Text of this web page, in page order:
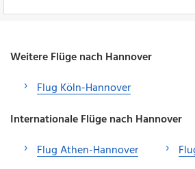
Weitere Flüge nach Hannover
Flug Köln-Hannover
Internationale Flüge nach Hannover
Flug Athen-Hannover